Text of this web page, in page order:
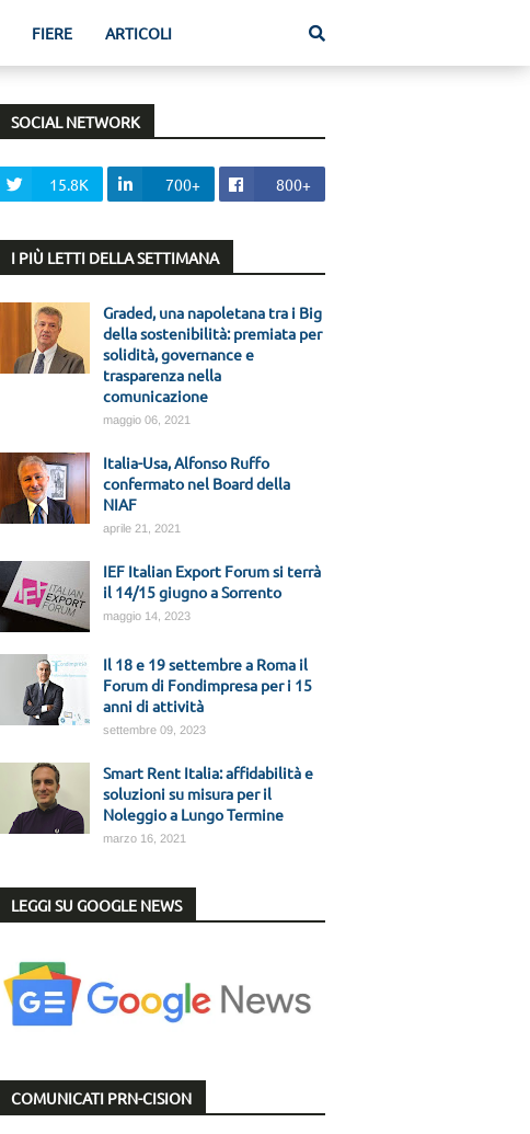
FIERE ARTICOLI
SOCIAL NETWORK
15.8K 700+ 800+
I PIÙ LETTI DELLA SETTIMANA
Graded, una napoletana tra i Big
della sostenibilità: premiata per
solidità, governance e
trasparenza nella
comunicazione
maggio 06, 2021
Italia-Usa, Alfonso Ruffo
confermato nel Board della
NIAF
aprile 21, 2021
IEF Italian Export Forum si terrà
il 14/15 giugno a Sorrento
maggio 14, 2023
Il 18 e 19 settembre a Roma il
Forum di Fondimpresa per i 15
anni di attività
settembre 09, 2023
Smart Rent Italia: affidabilità e
soluzioni su misura per il
Noleggio a Lungo Termine
marzo 16, 2021
LEGGI SU GOOGLE NEWS
COMUNICATI PRN-CISION